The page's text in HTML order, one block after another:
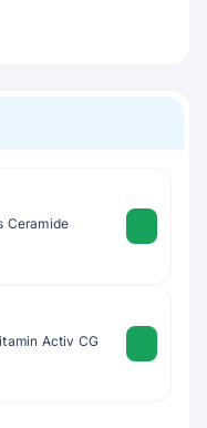
Ceramide
Activ CG